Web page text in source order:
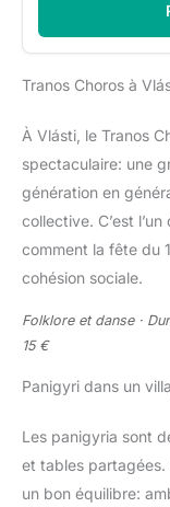
Tranos Choros à
À Vlásti, le Tranos
spectaculaire: une
génération en
collective. C’est
comment la fête du
cohésion sociale.
Folklore et danse ·
15 €
Panigyri dans un
Les panigyria sont
et tables partagées.
un bon équilibre: